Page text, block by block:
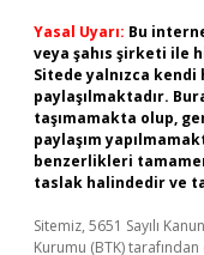
Yasal Uyarı: Bu
veya şahıs şirketi ile
Sitede yalnızca kendi
paylaşılmaktadır.
taşımamakta olup,
paylaşım
benzerlikleri
taslak halindedir ve
Sitemiz, 5651 Sayılı
Kurumu (BTK)